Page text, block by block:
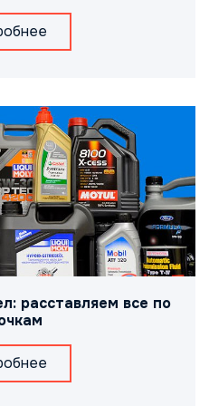
расставляем все по